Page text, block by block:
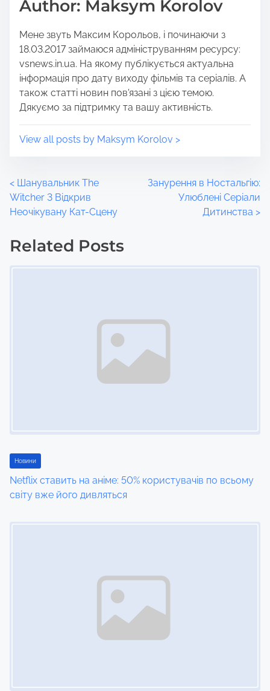
s
o
n
:
i
e
Author: Maksym Korolov
Мене звуть Максим Корольов, і починаючи з
18.03.2017 займаюся адмініструванням ресурсу:
vsnews.in.ua. На якому публікується актуальна
інформація про дату виходу фільмів та серіалів. А
також статті новин пов'язані з цією темою.
Дякуємо за підтримку та вашу активність.
View all posts by Maksym Korolov >
P
o
s
t
i
o
< Шанувальник The
Witcher 3 Відкрив
Неочікувану Кат-Сцену
Занурення в Ностальгію:
Улюблені Серіали
Дитинства >
Related Posts
Новини
Netflix ставить на аніме: 50% користувачів по всьому
світу вже його дивляться